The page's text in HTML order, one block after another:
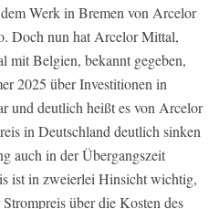
Werk in Bremen von Arcelor
Doch nun hat Arcelor Mittal,
mit Belgien, bekannt gegeben,
2025 über Investitionen in
und deutlich heißt es von Arcelor
in Deutschland deutlich sinken
auch in der Übergangszeit
ist in zweierlei Hinsicht wichtig,
über die Kosten des